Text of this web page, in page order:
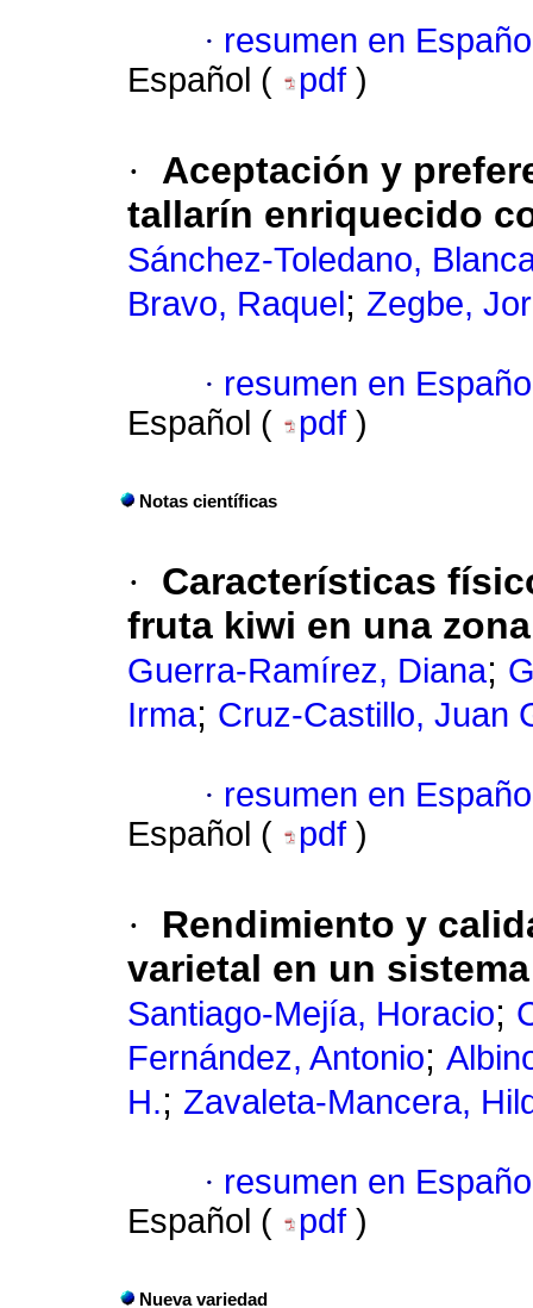
· resumen en
Español (
pdf )
·
Aceptación y
tallarín enriquecido
Sánchez-Toledano,
Bravo, Raquel ; Zegbe,
· resumen en
Español (
pdf )
Notas científicas
·
Características
fruta kiwi en una
Guerra-Ramírez, Diana;
Irma; Cruz-Castillo, Juan
· resumen en
Español (
pdf )
·
Rendimiento y
varietal en un
Santiago-Mejía, Horacio;
Fernández, Antonio;
H.; Zavaleta-Mancera,
· resumen en
Español (
pdf )
Nueva variedad